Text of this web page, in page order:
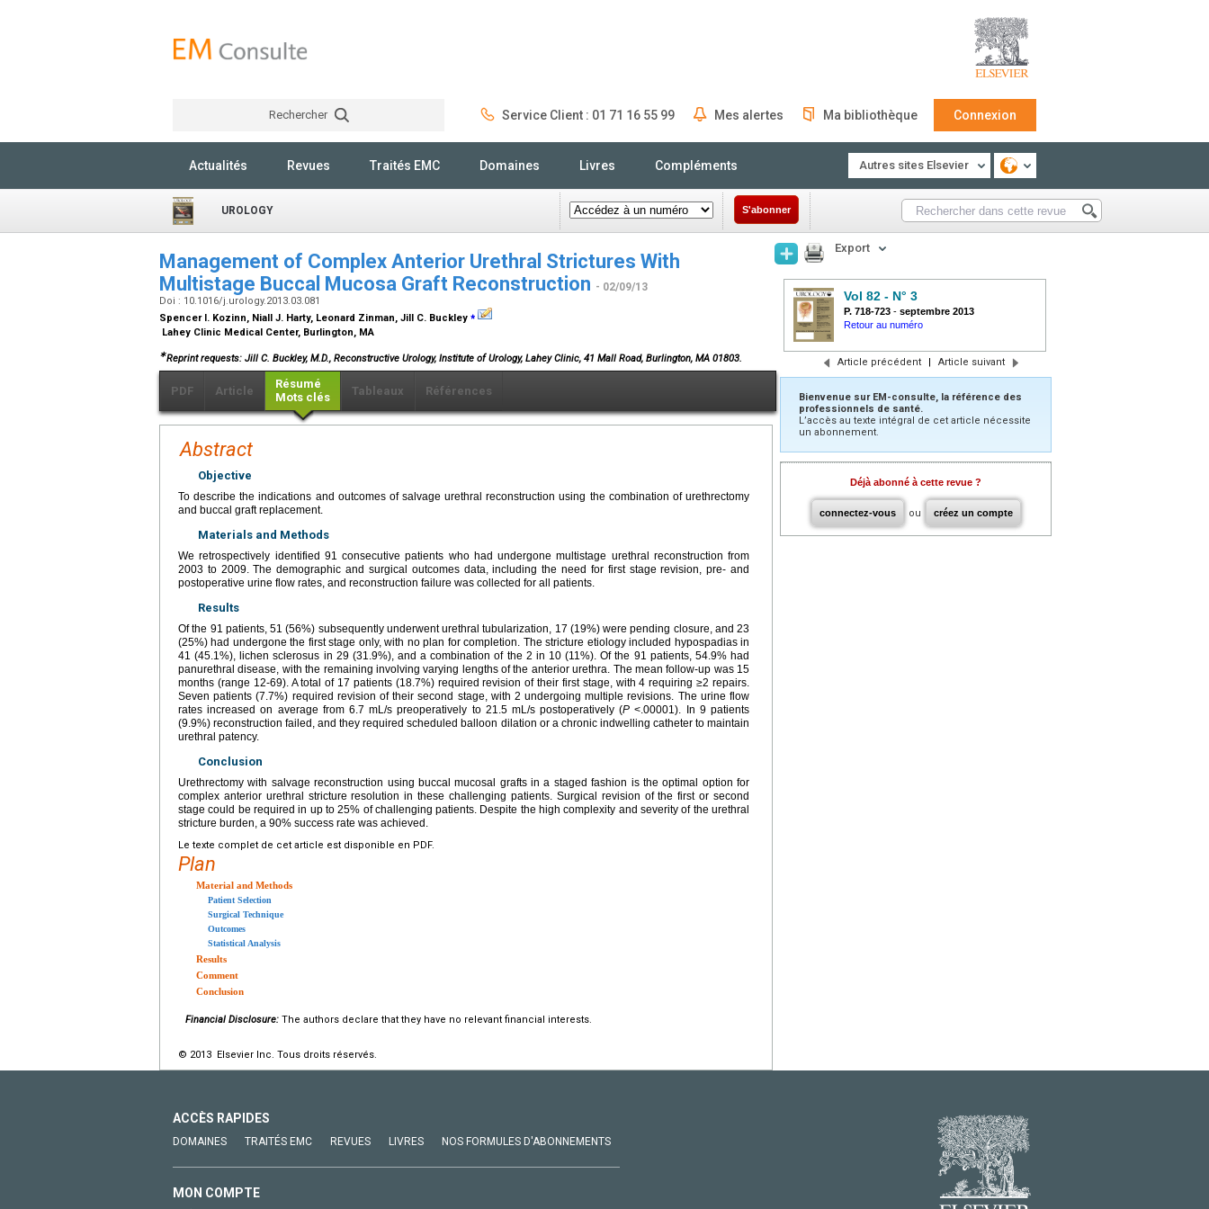
Rechercher Service Client : 01 71 16 55 99 Mes alertes Ma bibliothèque Connexion
Actualités Revues Traités EMC Domaines Livres Compléments Autres sites Elsevier
UROLOGY S'abonner
Management of Complex Anterior Urethral Strictures With
Multistage Buccal Mucosa Graft Reconstruction - 02/09/13
Doi : 10.1016/j.urology.2013.03.081
Spencer I. Kozinn, Niall J. Harty, Leonard Zinman, Jill C. Buckley ⁎
Lahey Clinic Medical Center, Burlington, MA
∗Reprint requests: Jill C. Buckley, M.D., Reconstructive Urology, Institute of Urology, Lahey Clinic, 41 Mall Road, Burlington, MA 01803.
PDF Article
Résumé
Mots clés
Tableaux Références
Abstract
Objective
To describe the indications and outcomes of salvage urethral reconstruction using the combination of urethrectomy
and buccal graft replacement.
Materials and Methods
We retrospectively identified 91 consecutive patients who had undergone multistage urethral reconstruction from
2003 to 2009. The demographic and surgical outcomes data, including the need for first stage revision, pre- and
postoperative urine flow rates, and reconstruction failure was collected for all patients.
Results
Of the 91 patients, 51 (56%) subsequently underwent urethral tubularization, 17 (19%) were pending closure, and 23
(25%) had undergone the first stage only, with no plan for completion. The stricture etiology included hypospadias in
41 (45.1%), lichen sclerosus in 29 (31.9%), and a combination of the 2 in 10 (11%). Of the 91 patients, 54.9% had
panurethral disease, with the remaining involving varying lengths of the anterior urethra. The mean follow-up was 15
months (range 12-69). A total of 17 patients (18.7%) required revision of their first stage, with 4 requiring ≥2 repairs.
Seven patients (7.7%) required revision of their second stage, with 2 undergoing multiple revisions. The urine flow
rates increased on average from 6.7 mL/s preoperatively to 21.5 mL/s postoperatively (P <.00001). In 9 patients
(9.9%) reconstruction failed, and they required scheduled balloon dilation or a chronic indwelling catheter to maintain
urethral patency.
Conclusion
Urethrectomy with salvage reconstruction using buccal mucosal grafts in a staged fashion is the optimal option for
complex anterior urethral stricture resolution in these challenging patients. Surgical revision of the first or second
stage could be required in up to 25% of challenging patients. Despite the high complexity and severity of the urethral
stricture burden, a 90% success rate was achieved.
Le texte complet de cet article est disponible en PDF.
Plan
Material and Methods
Patient Selection
Surgical Technique
Outcomes
Statistical Analysis
Results
Comment
Conclusion
Financial Disclosure: The authors declare that they have no relevant financial interests.
© 2013 Elsevier Inc. Tous droits réservés.
Export
Vol 82 - N° 3
P. 718-723 - septembre 2013
Retour au numéro
Article précédent | Article suivant
Bienvenue sur EM-consulte, la référence des
professionnels de santé.
L’accès au texte intégral de cet article nécessite
un abonnement.
Déjà abonné à cette revue ?
connectez-vous ou créez un compte
ACCÈS RAPIDES
DOMAINES TRAITÉS EMC REVUES LIVRES NOS FORMULES D'ABONNEMENTS
MON COMPTE